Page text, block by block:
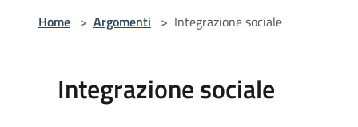
Home > Argomenti > Integrazione sociale
Integrazione sociale